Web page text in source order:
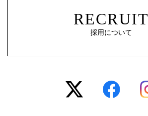
RECRUIT
採用について